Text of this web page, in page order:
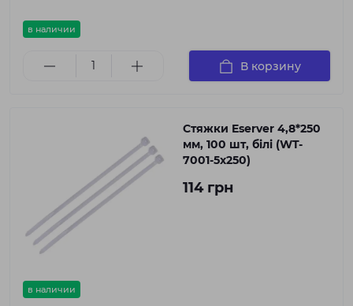
в наличии
В корзину
в наличии
Стяжки Eserver 4,8*250
мм, 100 шт, білі (WT-
7001-5x250)
114 грн